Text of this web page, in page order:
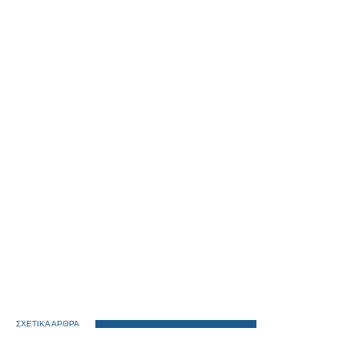
ΣΧΕΤΙΚΑ ΑΡΘΡΑ